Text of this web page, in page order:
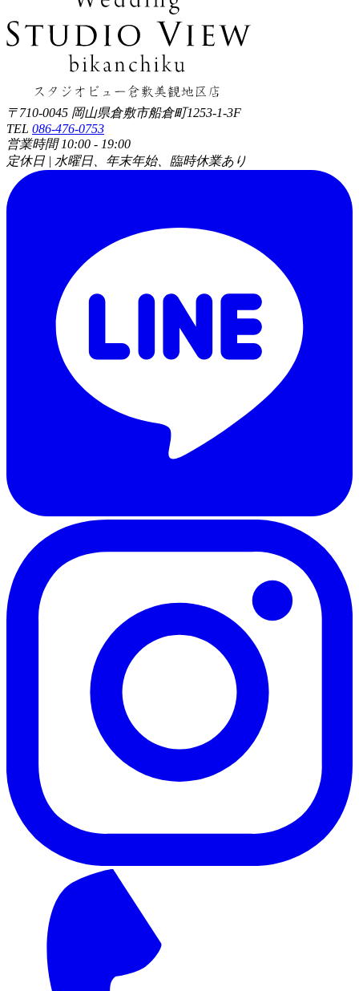
〒710-0045 岡山県倉敷市船倉町1253-1-3F
TEL 086-476-0753
営業時間 10:00 - 19:00
定休日 | 水曜日、年末年始、臨時休業あり